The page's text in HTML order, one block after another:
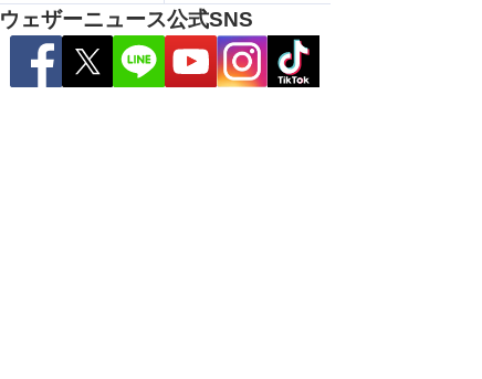
ウェザーニュース公式SNS